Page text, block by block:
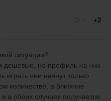
+2
ситуации?
дешевые, но профиль на них
играть они начнут только
количестве, а ближние
в обоих случаях получается